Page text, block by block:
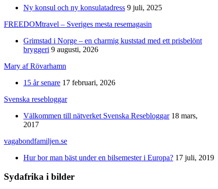
Ny konsul och ny konsulatadress 9 juli, 2025
FREEDOMtravel – Sveriges mesta resemagasin
Grimstad i Norge – en charmig kuststad med ett prisbelönt
bryggeri 9 augusti, 2026
Mary af Rövarhamn
15 år senare 17 februari, 2026
Svenska resebloggar
Välkommen till nätverket Svenska Resebloggar 18 mars,
2017
vagabondfamiljen.se
Hur bor man bäst under en bilsemester i Europa? 17 juli, 2019
Sydafrika i bilder